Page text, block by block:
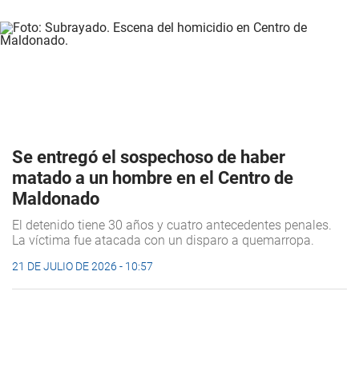
Se entregó el sospechoso de haber
matado a un hombre en el Centro de
Maldonado
El detenido tiene 30 años y cuatro antecedentes penales.
La víctima fue atacada con un disparo a quemarropa.
21 DE JULIO DE 2026 - 10:57